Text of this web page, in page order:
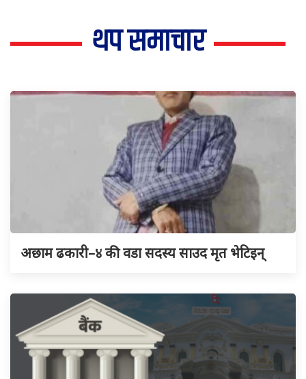
थप समाचार
अछाम ढकारी–४ की वडा सदस्य साउद मृत भेटिइन्